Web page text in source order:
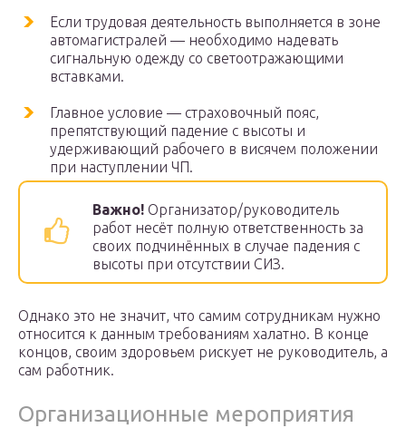
Если трудовая деятельность выполняется в зоне
автомагистралей — необходимо надевать
сигнальную одежду со светоотражающими
вставками.
Главное условие — страховочный пояс,
препятствующий падение с высоты и
удерживающий рабочего в висячем положении
при наступлении ЧП.
Важно! Организатор/руководитель
работ несёт полную ответственность за
своих подчинённых в случае падения с
высоты при отсутствии СИЗ.
Однако это не значит, что самим сотрудникам нужно
относится к данным требованиям халатно. В конце
концов, своим здоровьем рискует не руководитель, а
сам работник.
Организационные мероприятия